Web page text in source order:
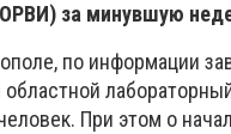
за минувшую
по информации
При этом о